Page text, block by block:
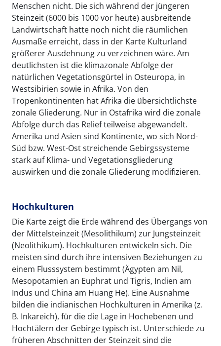
Menschen nicht. Die sich während der jüngeren
Steinzeit (6000 bis 1000 vor heute) ausbreitende
Landwirtschaft hatte noch nicht die räumlichen
Ausmaße erreicht, dass in der Karte Kulturland
größerer Ausdehnung zu verzeichnen wäre. Am
deutlichsten ist die klimazonale Abfolge der
natürlichen Vegetationsgürtel in Osteuropa, in
Westsibirien sowie in Afrika. Von den
Tropenkontinenten hat Afrika die übersichtlichste
zonale Gliederung. Nur in Ostafrika wird die zonale
Abfolge durch das Relief teilweise abgewandelt.
Amerika und Asien sind Kontinente, wo sich Nord-
Süd bzw. West-Ost streichende Gebirgssysteme
stark auf Klima- und Vegetationsgliederung
auswirken und die zonale Gliederung modifizieren.
Hochkulturen
Die Karte zeigt die Erde während des Übergangs von
der Mittelsteinzeit (Mesolithikum) zur Jungsteinzeit
(Neolithikum). Hochkulturen entwickeln sich. Die
meisten sind durch ihre intensiven Beziehungen zu
einem Flusssystem bestimmt (Ägypten am Nil,
Mesopotamien an Euphrat und Tigris, Indien am
Indus und China am Huang He). Eine Ausnahme
bilden die indianischen Hochkulturen in Amerika (z.
B. Inkareich), für die die Lage in Hochebenen und
Hochtälern der Gebirge typisch ist. Unterschiede zu
früheren Abschnitten der Steinzeit sind die